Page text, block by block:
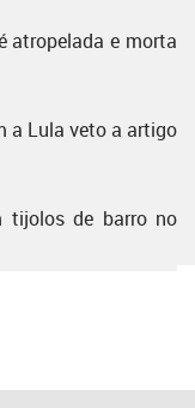
atropelada e morta
a Lula veto a artigo
tijolos de barro no